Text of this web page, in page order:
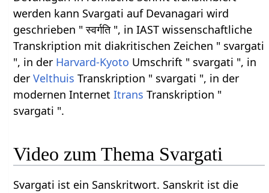
werden kann Svargati auf Devanagari wird
geschrieben " स्वर्गति ", in IAST wissenschaftliche
Transkription mit diakritischen Zeichen " svargati
", in der Harvard-Kyoto Umschrift " svargati ", in
derVelthuis Transkription " svargati ", in der
modernen InternetItrans Transkription "
svargati ".
Video zum Thema Svargati
Svargati ist ein Sanskritwort. Sanskrit ist die